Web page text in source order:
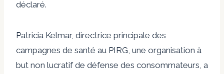
déclaré.
Patricia Kelmar, directrice principale des
campagnes de santé au PIRG, une organisation à
but non lucratif de défense des consommateurs, a